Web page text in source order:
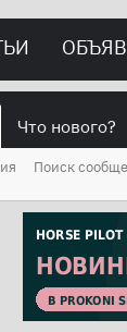
Что нового?
Поиск